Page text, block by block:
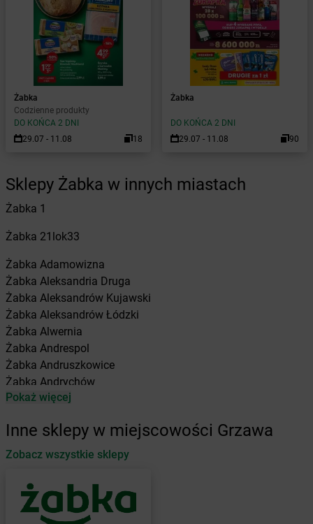
Żabka
Codzienne produkty
DO KOŃCA 2 DNI
29.07 - 11.08
18
Żabka
DO KOŃCA 2 DNI
29.07 - 11.08
90
Sklepy Żabka w innych miastach
Żabka 1
Żabka 21lok33
Żabka Adamowizna
Żabka Aleksandria Druga
Żabka Aleksandrów Kujawski
Żabka Aleksandrów Łódzki
Żabka Alwernia
Żabka Andrespol
Żabka Andruszkowice
Żabka Andrychów
Żabka Antonie
Żabka Automat
Żabka Babica
Żabka Babimost
Żabka Baborów
Pokaż więcej
Inne sklepy w miejscowości Grzawa
Zobacz wszystkie sklepy